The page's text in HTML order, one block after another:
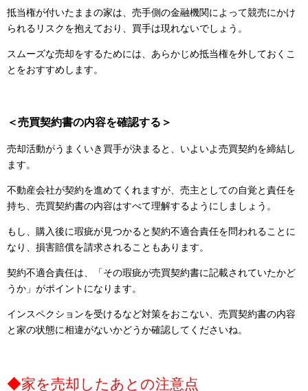
抵当権が付いたままの家は、売手側の金融機関によって競売にかけ
られるリスクを抱えており、買手は現れないでしょう。
スムーズな売却をするためには、あらかじめ抵当権を外しておくこ
とをおすすめします。
＜売買契約書の内容を確認する＞
売却活動がうまくいき買手が決まると、いよいよ売買契約を締結し
ます。
不動産会社が契約を進めてくれますが、売主としての自覚と責任を
持ち、売買契約書の内容はすべて理解するようにしましょう。
もし、購入後に瑕疵が見つかると契約不適合責任を問われることに
なり、損害賠償を請求されることもあります。
契約不適合責任は、「その瑕疵が売買契約書に記載されていたかど
うか」がポイントになります。
インスペクションを受けるなど対策をおこない、売買契約書の内容
と家の状態に相違がないかどうか確認してくださいね。
◆家を売却したあとの注意点